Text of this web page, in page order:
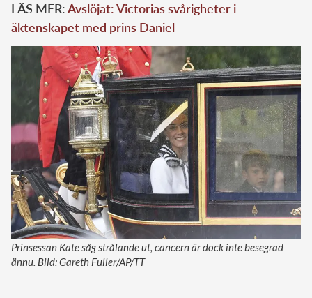
LÄS MER:Avslöjat: Victorias svårigheter i
äktenskapet med prins Daniel
Prinsessan Kate såg strålande ut, cancern är dock inte besegrad
ännu. Bild: Gareth Fuller/AP/TT